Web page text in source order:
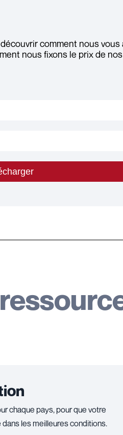
comment nous vous
nous fixons le prix de
chaque pays, pour que votre
les meilleures conditions.